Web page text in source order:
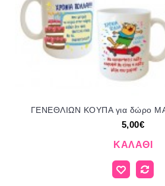
ΓΕΝΕΘΛΙΩΝ ΚΟΥΠΑ για δώρο
5,00€
ΚΑΛΆΘΙ